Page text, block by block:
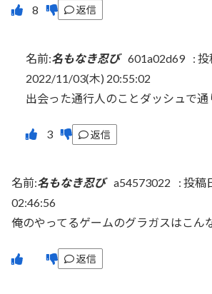
返信
名前:名もなき忍び 601a02d69 : 投
2022/11/03(木) 20:55:02
出会った通行人のことダッシュで通
返信
名前:名もなき忍び a54573022 : 投稿
02:46:56
俺のやってるゲームのグラガスはこん
返信